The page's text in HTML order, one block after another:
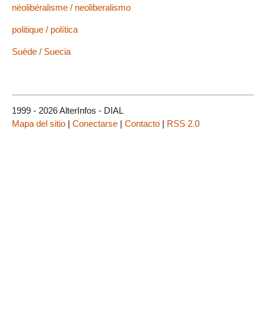
néolibéralisme / neoliberalismo
politique / política
Suède / Suecia
1999 - 2026 AlterInfos - DIAL
Mapa del sitio | Conectarse | Contacto | RSS 2.0